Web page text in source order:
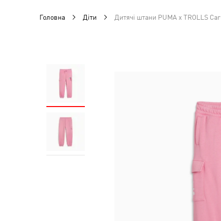
Головна Діти Дитячі штани PUMA x TROLLS